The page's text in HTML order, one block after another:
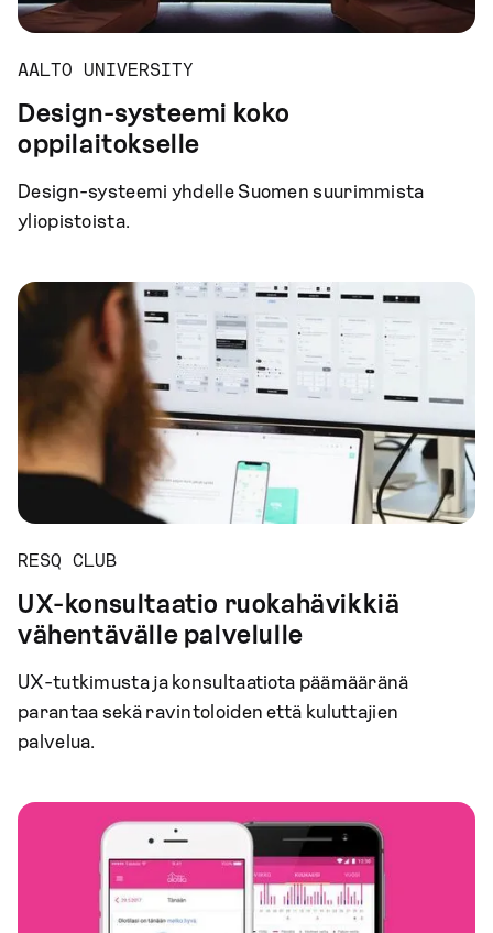
AALTO UNIVERSITY
Design-systeemi koko
oppilaitokselle
Design-systeemi yhdelle Suomen suurimmista
yliopistoista.
RESQ CLUB
UX-konsultaatio ruokahävikkiä
vähentävälle palvelulle
UX-tutkimusta ja konsultaatiota päämääränä
parantaa sekä ravintoloiden että kuluttajien
palvelua.